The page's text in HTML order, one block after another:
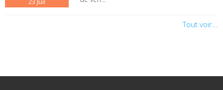
Tout voir...